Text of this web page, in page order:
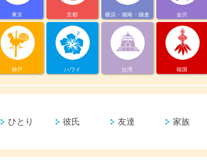
東京 京都 横浜・湘南・鎌倉 金沢
神戸 ハワイ 台湾 韓国
ひとり 彼氏 友達 家族